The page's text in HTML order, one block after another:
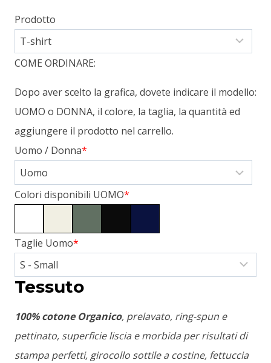
Prodotto
COME ORDINARE:
Dopo aver scelto la grafica, dovete indicare il modello:
UOMO o DONNA, il colore, la taglia, la quantità ed
aggiungere il prodotto nel carrello.
*
Uomo / Donna
*
Colori disponibili UOMO
*
Taglie Uomo
Tessuto
100% cotone Organico, prelavato, ring-spun e
pettinato, superficie liscia e morbida per risultati di
stampa perfetti, girocollo sottile a costine, fettuccia